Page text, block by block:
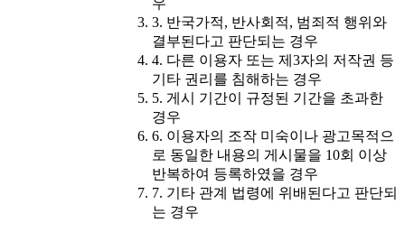
3. 반국가적, 반사회적, 범죄적 행위와
결부된다고 판단되는 경우
4. 다른 이용자 또는 제3자의 저작권 등
기타 권리를 침해하는 경우
5. 게시 기간이 규정된 기간을 초과한
경우
6. 이용자의 조작 미숙이나 광고목적으
로 동일한 내용의 게시물을 10회 이상
반복하여 등록하였을 경우
7. 기타 관계 법령에 위배된다고 판단되
는 경우